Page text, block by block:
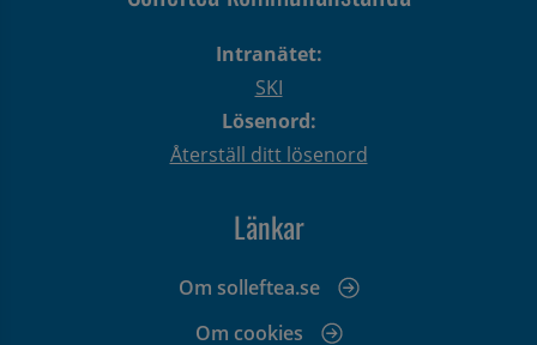
Intranätet:
SKI
Lösenord:
Återställ ditt lösenord
Länkar
Om solleftea.se
Om cookies